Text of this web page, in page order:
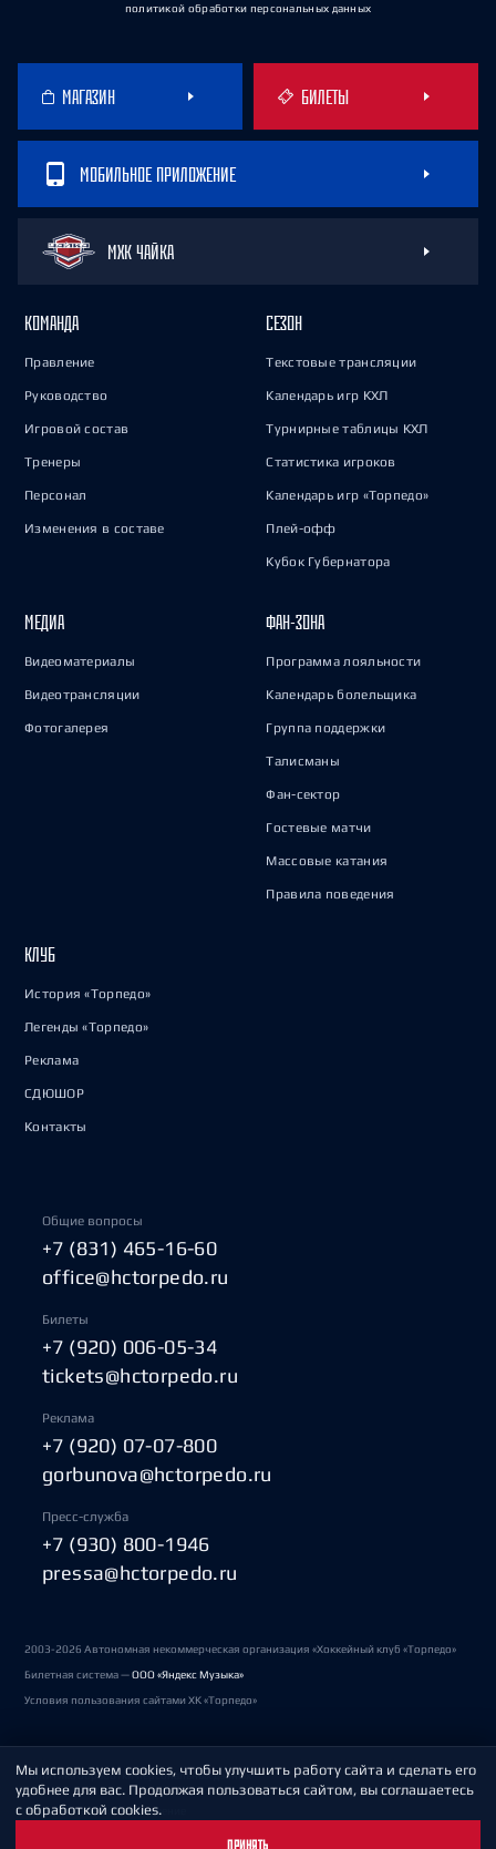
политикой обработки персональных данных
МАГАЗИН БИЛЕТЫ
МОБИЛЬНОЕ ПРИЛОЖЕНИЕ
МХК ЧАЙКА
КОМАНДА
Правление
Руководство
Игровой состав
Тренеры
Персонал
Изменения в составе
СЕЗОН
Текстовые трансляции
Календарь игр КХЛ
Турнирные таблицы КХЛ
Статистика игроков
Календарь игр «Торпедо»
Плей-офф
Кубок Губернатора
МЕДИА
Видеоматериалы
Видеотрансляции
Фотогалерея
ФАН-ЗОНА
Программа лояльности
Календарь болельщика
Группа поддержки
Талисманы
Фан-сектор
Гостевые матчи
Массовые катания
Правила поведения
КЛУБ
История «Торпедо»
Легенды «Торпедо»
Реклама
СДЮШОР
Контакты
Общие вопросы
+7 (831) 465-16-60
office@hctorpedo.ru
Билеты
+7 (920) 006-05-34
tickets@hctorpedo.ru
Реклама
+7 (920) 07-07-800
gorbunova@hctorpedo.ru
Пресс-служба
+7 (930) 800-1946
pressa@hctorpedo.ru
2003-2026 Автономная некоммерческая организация «Хоккейный клуб «Торпедо»
Билетная система —ООО «Яндекс Музыка»
Условия пользования сайтами ХК «Торпедо»
Политика обработки персональных данных
Пользовательское соглашение
Мы используем cookies, чтобы улучшить работу сайта и сделать его
удобнее для вас. Продолжая пользоваться сайтом, вы соглашаетесь
с обработкой cookies.
ПРИНЯТЬ